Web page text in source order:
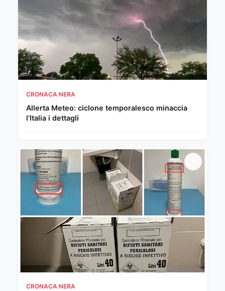
CRONACA NERA
Allerta Meteo: ciclone temporalesco minaccia
l’Italia i dettagli
CRONACA NERA